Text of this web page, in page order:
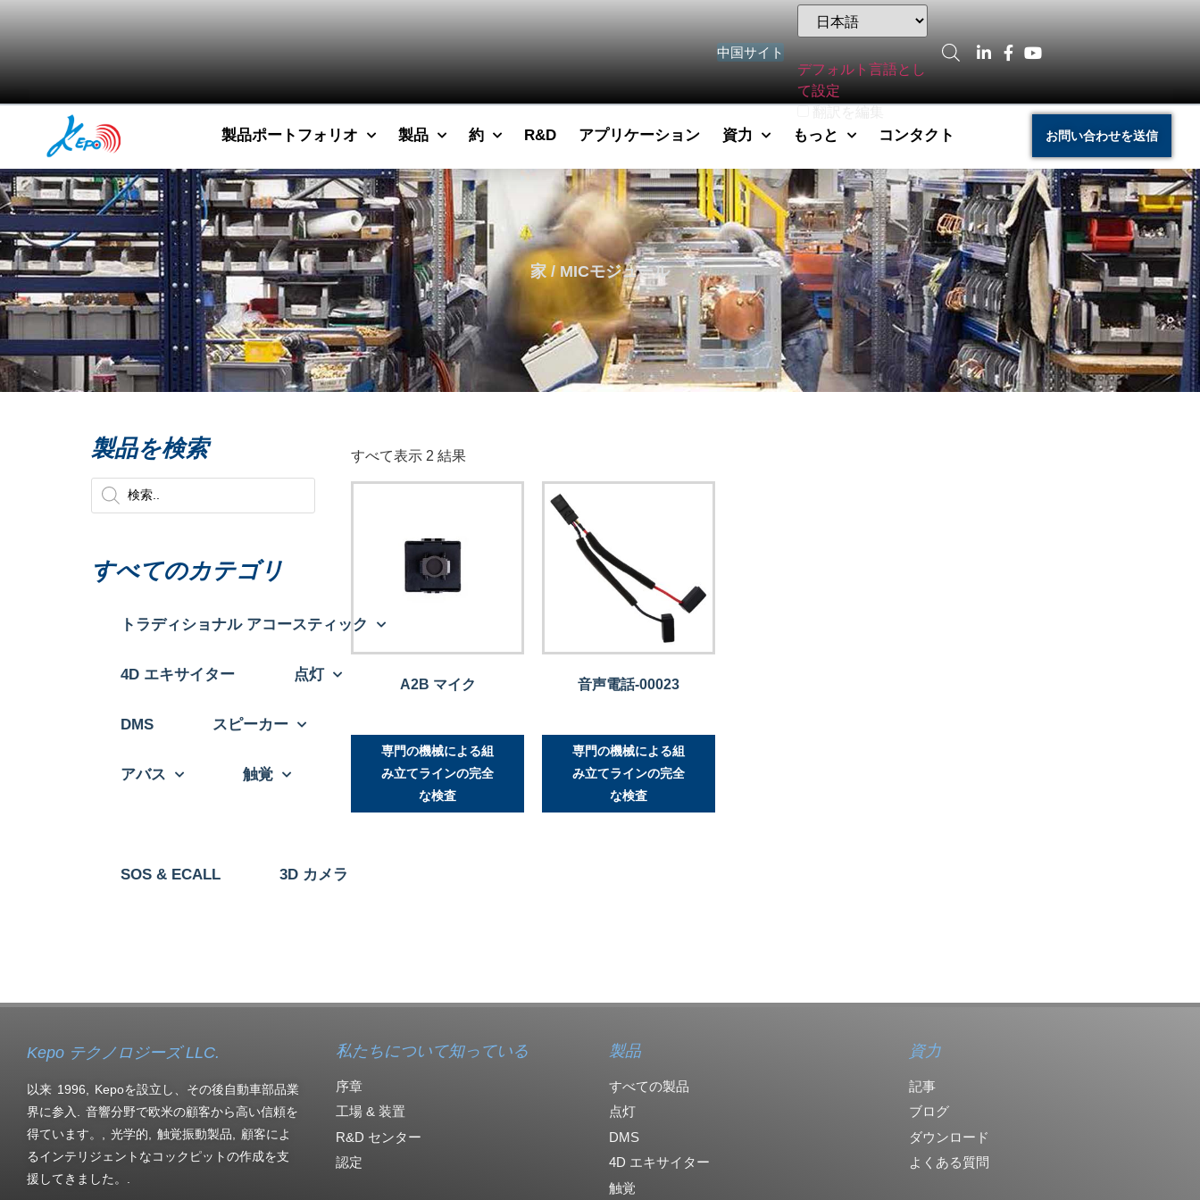
中国サイト
デフォルト言語とし
て設定
製品ポートフォリオ 製品 約 R&D アプリケーション 資力 もっと コンタクト お問い合わせを送信
家 / MICモジュール
製品を検索
すべてのカテゴリ
トラディショナル アコースティック
4D エキサイター 点灯
DMS スピーカー
アバス 触覚
SOS & ECALL 3D カメラ
すべて表示 2 結果
A2B マイク
専門の機械による組
み立てラインの完全
な検査
音声電話-00023
専門の機械による組
み立てラインの完全
な検査
Kepo テクノロジーズ LLC.
以来 1996, Kepoを設立し、その後自動車部品業
界に参入. 音響分野で欧米の顧客から高い信頼を
得ています。, 光学的, 触覚振動製品, 顧客によ
るインテリジェントなコックピットの作成を支
援してきました。.
私たちについて知っている
序章
工場 & 装置
R&D センター
認定
製品
すべての製品
点灯
DMS
4D エキサイター
触覚
資力
記事
ブログ
ダウンロード
よくある質問